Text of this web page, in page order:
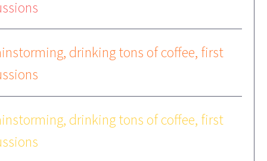
drinking tons of coffee, first
drinking tons of coffee, first